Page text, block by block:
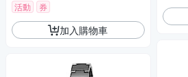
活動 券
加入購物車